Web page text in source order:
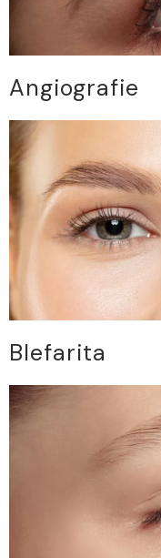
Angiografie
Blefarita